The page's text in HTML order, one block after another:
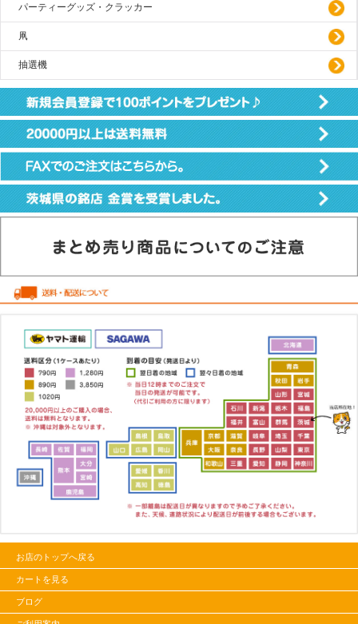
パーティーグッズ・クラッカー
凧
抽選機
お店のトップへ戻る
カートを見る
ブログ